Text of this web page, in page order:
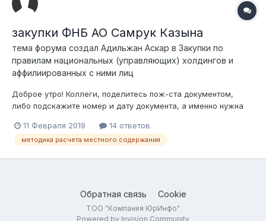
закупки ФНБ АО Самрук Казына
тема форума создал Адильжан Аскар в Закупки по
правилам национальных (управляющих) холдингов и
аффилиированных с ними лиц
Доброе утро! Коллеги, поделитесь пож-ста документом,
либо подскажите номер и дату документа, а именно нужна
товаров, работ и услуг в соответствии с Правилами закупок
АО ФНБ "Самру Казына". Заранее благодарю!
11 Февраля 2019 14 ответов
методика расчета местного содержания
Обратная связь Cookie
ТОО "Компания ЮрИнфо"
Powered by Invision Community